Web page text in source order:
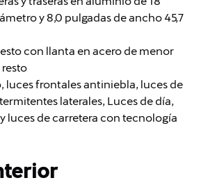
y 8,0 pulgadas de ancho 45,7
con llanta en acero de menor
luces frontales antiniebla, luces de
laterales, Luces de día,
luces de carretera con tecnología